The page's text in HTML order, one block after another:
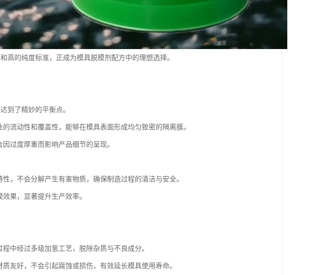
高的纯度标准，正成为模具脱模剂配方中的理想选择。
到了精妙的平衡点。
流动性和覆盖性，能够在模具表面形成均匀致密的隔离膜。
过度厚重而影响产品细节的呈现。
，不会分解产生有害物质，确保制造过程的清洁与安全。
果，显著提升生产效率。
中经过多级加氢工艺，脱除杂质与不良成分。
友好，不会引起腐蚀或损伤，有效延长模具使用寿命。